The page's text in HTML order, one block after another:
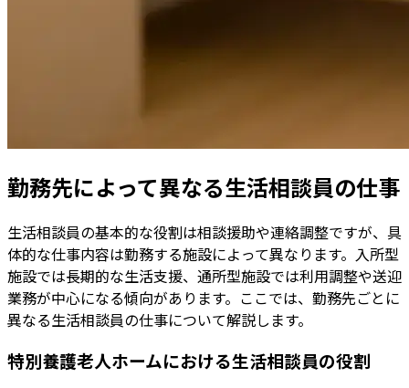
勤務先によって異なる生活相談員の仕事
生活相談員の基本的な役割は相談援助や連絡調整ですが、具
体的な仕事内容は勤務する施設によって異なります。入所型
施設では長期的な生活支援、通所型施設では利用調整や送迎
業務が中心になる傾向があります。ここでは、勤務先ごとに
異なる生活相談員の仕事について解説します。
特別養護老人ホームにおける生活相談員の役割